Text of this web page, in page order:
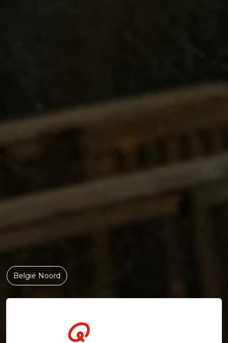
België Noord